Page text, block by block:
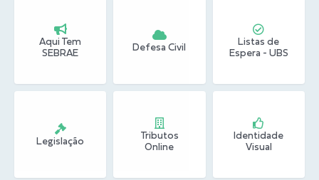
JORNADA DO PATRIMÔNIO
Aqui Tem
SEBRAE
Defesa Civil
Listas de
Espera - UBS
Legislação
Tributos
Online
Identidade
Visual